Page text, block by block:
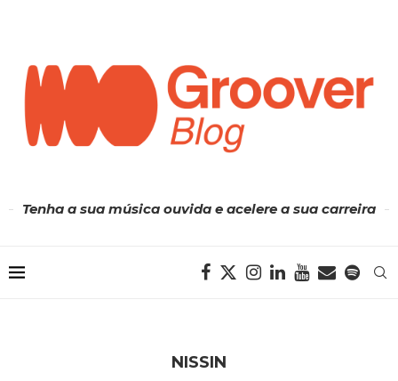
Tenha a sua música ouvida e acelere a sua carreira
NISSIN